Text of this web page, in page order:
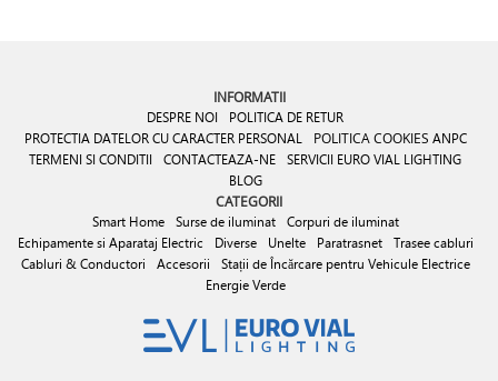
INFORMATII
DESPRE NOI
POLITICA DE RETUR
PROTECTIA DATELOR CU CARACTER PERSONAL
POLITICA COOKIES ANPC
TERMENI SI CONDITII
CONTACTEAZA-NE SERVICII EURO VIAL LIGHTING
BLOG
CATEGORII
Smart Home Surse de iluminat
Corpuri de iluminat
Echipamente si Aparataj Electric
Diverse Unelte Paratrasnet
Trasee cabluri
Cabluri & Conductori
Accesorii
Stații de Încărcare pentru Vehicule Electrice
Energie Verde